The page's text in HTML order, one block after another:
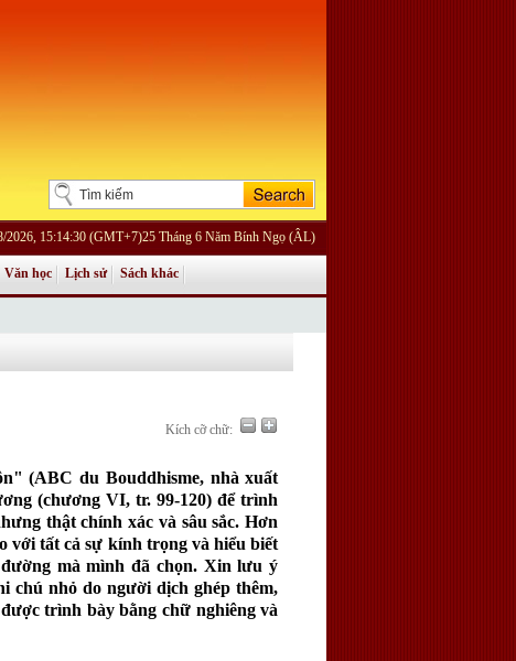
2026, 15:14:30 (GMT+7)25 Tháng 6 Năm Bính Ngọ (ÂL)
Văn học Lịch sử Sách khác
Kích cỡ chữ:
(ABC du Bouddhisme, nhà xuất
(chương VI, tr. 99-120) để trình
thật chính xác và sâu sắc. Hơn
với tất cả sự kính trọng và hiểu biết
mà mình đã chọn. Xin lưu ý
chú nhỏ do người dịch ghép thêm,
trình bày bằng chữ nghiêng và